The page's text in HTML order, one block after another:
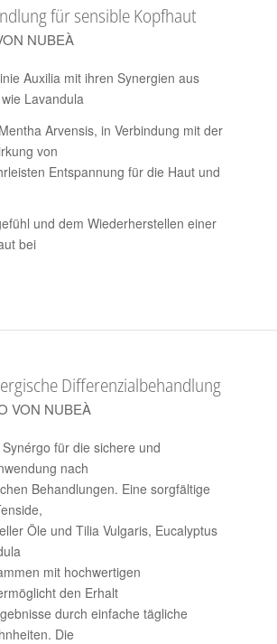
für sensible Kopfhaut
NUBEÀ
Auxilia mit ihren Synergien aus
Lavandula
Arvensis, in Verbindung mit der
von
Entspannung für die Haut und
und dem Wiederherstellen einer
bei
Differenzialbehandlung
VON NUBEÀ
für die sichere und
nach
Behandlungen. Eine sorgfältige
Öle und Tilia Vulgaris, Eucalyptus
mit hochwertigen
den Erhalt
durch einfache tägliche
Die